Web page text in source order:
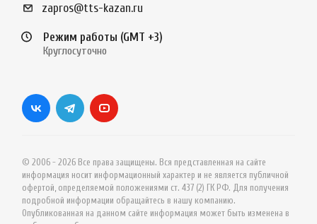
zapros@tts-kazan.ru
Режим работы (GMT +3)
Круглосуточно
© 2006 - 2026 Все права защищены. Вся представленная на сайте
информация носит информационный характер и не является публичной
офертой, определяемой положениями ст. 437 (2) ГК РФ. Для получения
подробной информации обращайтесь в нашу компанию.
Опубликованная на данном сайте информация может быть изменена в